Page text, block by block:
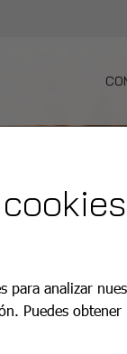
para analizar
Puedes